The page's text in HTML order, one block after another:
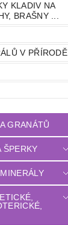
KLADIV NA
BRAŠNY ...
V PŘÍRODĚ
GRANÁTŮ
ŠPERKY